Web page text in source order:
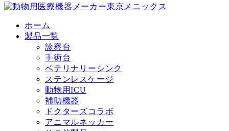
ホーム
製品一覧
診察台
手術台
ベテリナリーシンク
ステンレスケージ
動物用ICU
補助機器
ドクターズコラボ
アニマルネッカー